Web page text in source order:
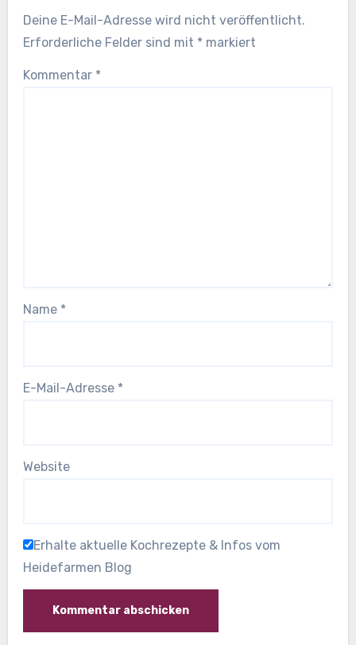
Deine E-Mail-Adresse wird nicht veröffentlicht.
Erforderliche Felder sind mit * markiert
Kommentar *
Name *
E-Mail-Adresse *
Website
Erhalte aktuelle Kochrezepte & Infos vom
Heidefarmen Blog